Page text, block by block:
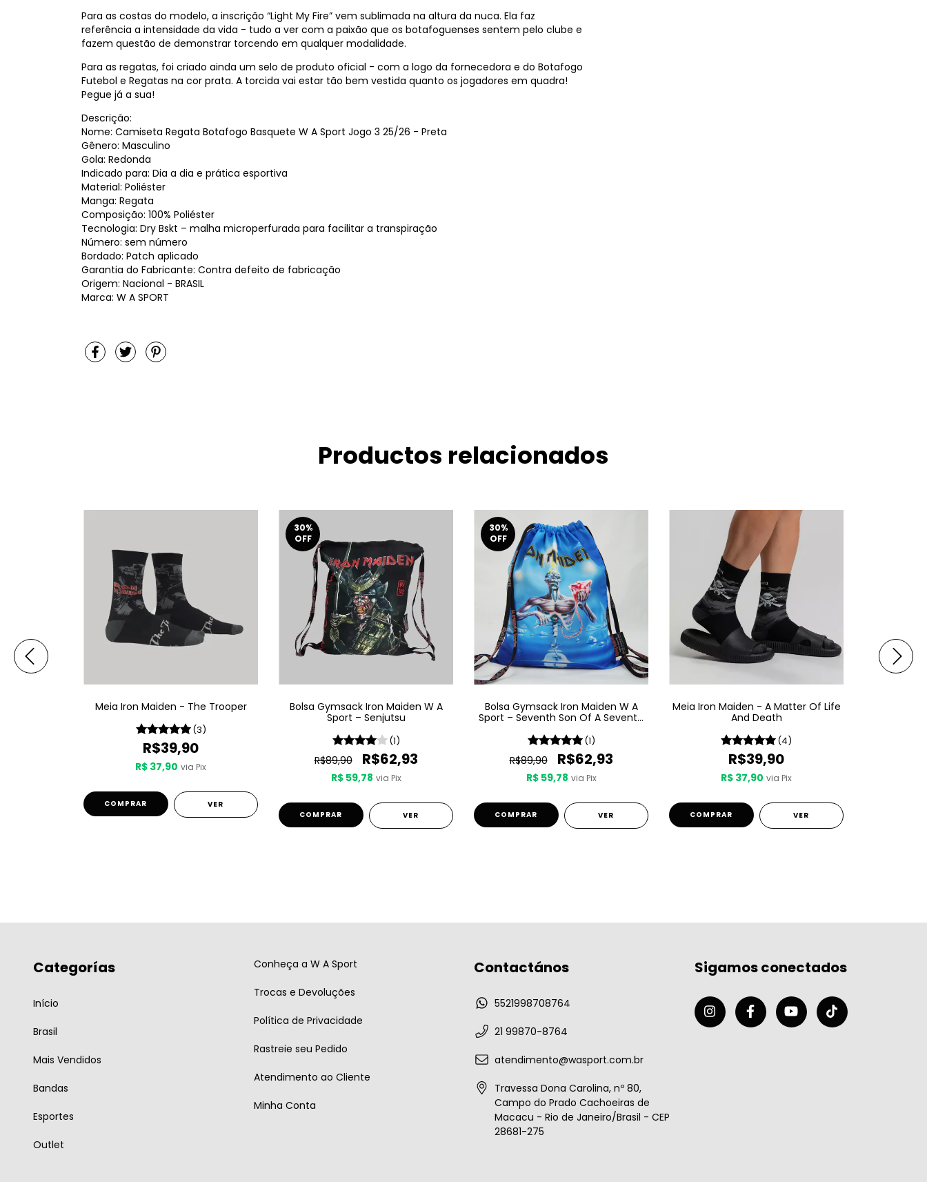
Para as costas do modelo, a inscrição “Light My Fire” vem sublimada na altura da nuca. Ela faz
referência a intensidade da vida - tudo a ver com a paixão que os botafoguenses sentem pelo clube e
fazem questão de demonstrar torcendo em qualquer modalidade.
Para as regatas, foi criado ainda um selo de produto oficial - com a logo da fornecedora e do Botafogo
Futebol e Regatas na cor prata. A torcida vai estar tão bem vestida quanto os jogadores em quadra!
Pegue já a sua!
Descrição:
Nome: Camiseta Regata Botafogo Basquete W A Sport Jogo 3 25/26 - Preta
Gênero: Masculino
Gola: Redonda
Indicado para: Dia a dia e prática esportiva
Material: Poliéster
Manga: Regata
Composição: 100% Poliéster
Tecnologia: Dry Bskt – malha microperfurada para facilitar a transpiração
Número: sem número
Bordado: Patch aplicado
Garantia do Fabricante: Contra defeito de fabricação
Origem: Nacional - BRASIL
Marca: W A SPORT
Productos relacionados
Meia Iron Maiden - The Trooper
(3)
R$39,90
R$ 37,90 via Pix
COMPRAR VER
30%
OFF
Bolsa Gymsack Iron Maiden W A
Sport – Senjutsu
(1)
R$89,90 R$62,93
R$ 59,78 via Pix
VER
30%
OFF
Bolsa Gymsack Iron Maiden W A
Sport – Seventh Son Of A Seventh
(1)
R$89,90 R$62,93
R$ 59,78 via Pix
VER
Meia Iron Maiden - A Matter Of Life
And Death
(4)
R$39,90
R$ 37,90 via Pix
COMPRAR VER
Categorías
Início
Brasil
Mais Vendidos
Bandas
Esportes
Outlet
Conheça a W A Sport
Trocas e Devoluções
Política de Privacidade
Rastreie seu Pedido
Atendimento ao Cliente
Minha Conta
Contactános
5521998708764
21 99870-8764
atendimento@wasport.com.br
Travessa Dona Carolina, nº 80,
Campo do Prado Cachoeiras de
Macacu - Rio de Janeiro/Brasil - CEP
28681-275
Sigamos conectados